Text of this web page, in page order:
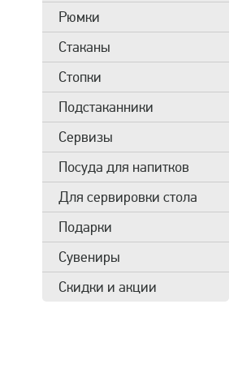
Рюмки
Стаканы
Стопки
Подстаканники
Сервизы
Посуда для напитков
Для сервировки стола
Подарки
Сувениры
Скидки и акции